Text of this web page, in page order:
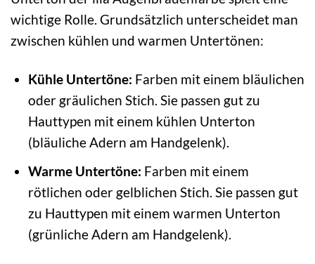
wichtige Rolle. Grundsätzlich unterscheidet man
zwischen kühlen und warmen Untertönen:
Kühle Untertöne: Farben mit einem bläulichen
oder gräulichen Stich. Sie passen gut zu
Hauttypen mit einem kühlen Unterton
(bläuliche Adern am Handgelenk).
Warme Untertöne: Farben mit einem
rötlichen oder gelblichen Stich. Sie passen gut
zu Hauttypen mit einem warmen Unterton
(grünliche Adern am Handgelenk).